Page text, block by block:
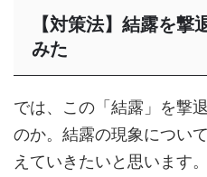
【対策法】結露を撃
みた
では、この「結露」を撃
のか。結露の現象につい
えていきたいと思います。